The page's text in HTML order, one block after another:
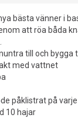
bästa vänner i
att röa båda
till och bygga
med vattnet
påklistrat på
10 hajar